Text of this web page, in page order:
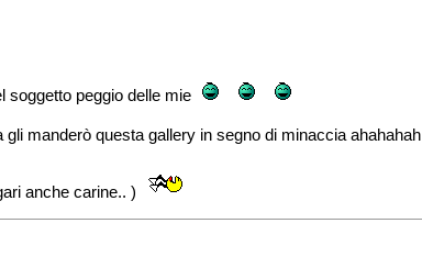
soggetto peggio delle mie
manderò questa gallery in segno di minaccia ahahahah
anche carine.. )